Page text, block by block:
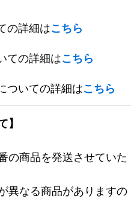
の詳細はこちら
ての詳細はこちら
ついての詳細はこちら
】
の商品を発送させていた
異なる商品がありますの